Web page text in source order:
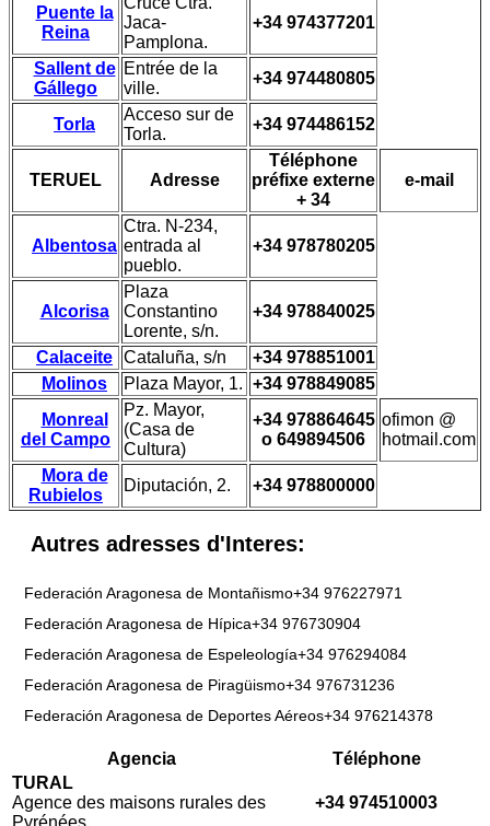
Puente la
Reina
Jaca-
Pamplona.
+34 974377201
Sallent de
Gállego
Entrée de la
ville.
+34 974480805
Torla
Acceso sur de
Torla.
+34 974486152
TERUEL Adresse
Téléphone
préfixe externe
+ 34
e-mail
Albentosa
Ctra. N-234,
entrada al
pueblo.
+34 978780205
Alcorisa
Plaza
Constantino
Lorente, s/n.
+34 978840025
Calaceite Cataluña, s/n
+34 978851001
Molinos
Plaza Mayor, 1. +34 978849085
Monreal
del Campo
Pz. Mayor,
(Casa de
Cultura)
+34 978864645
o 649894506
ofimon @
hotmail.com
Mora de
Rubielos
Diputación, 2. +34 978800000
Autres adresses d'Interes:
Federación Aragonesa de Montañismo+34 976227971
Federación Aragonesa de Hípica+34 976730904
Federación Aragonesa de Espeleología+34 976294084
Federación Aragonesa de Piragüismo+34 976731236
Federación Aragonesa de Deportes Aéreos+34 976214378
Agencia
Téléphone
TURAL
Agence des maisons rurales des
Pyrénées.
+34 974510003